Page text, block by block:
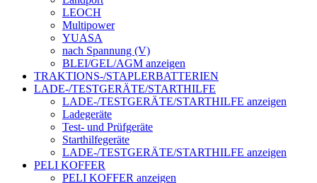
LEOCH
Multipower
YUASA
nach Spannung (V)
BLEI/GEL/AGM anzeigen
TRAKTIONS-/STAPLERBATTERIEN
LADE-/TESTGERÄTE/STARTHILFE
LADE-/TESTGERÄTE/STARTHILFE anzeigen
Ladegeräte
Test- und Prüfgeräte
Starthilfegeräte
LADE-/TESTGERÄTE/STARTHILFE anzeigen
PELI KOFFER
PELI KOFFER anzeigen